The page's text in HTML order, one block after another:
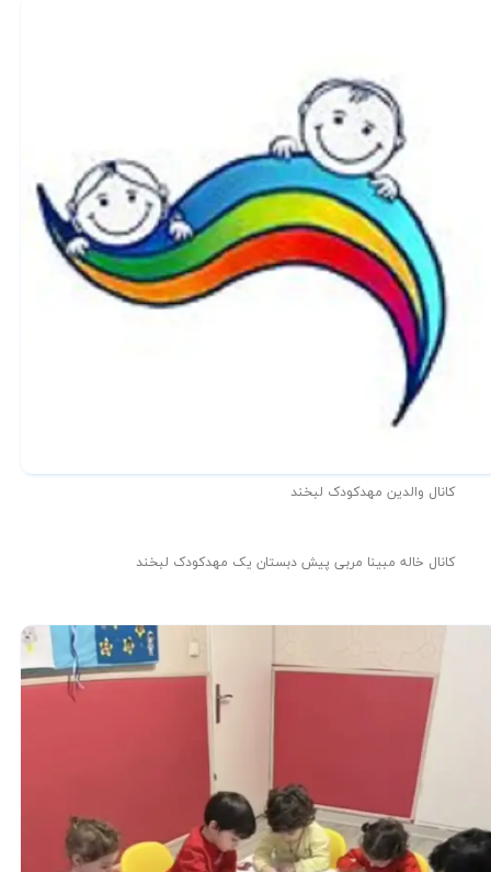
کانال والدین مهدکودک لبخند
کانال خاله مبینا مربی پیش دبستان یک مهدکودک لبخند